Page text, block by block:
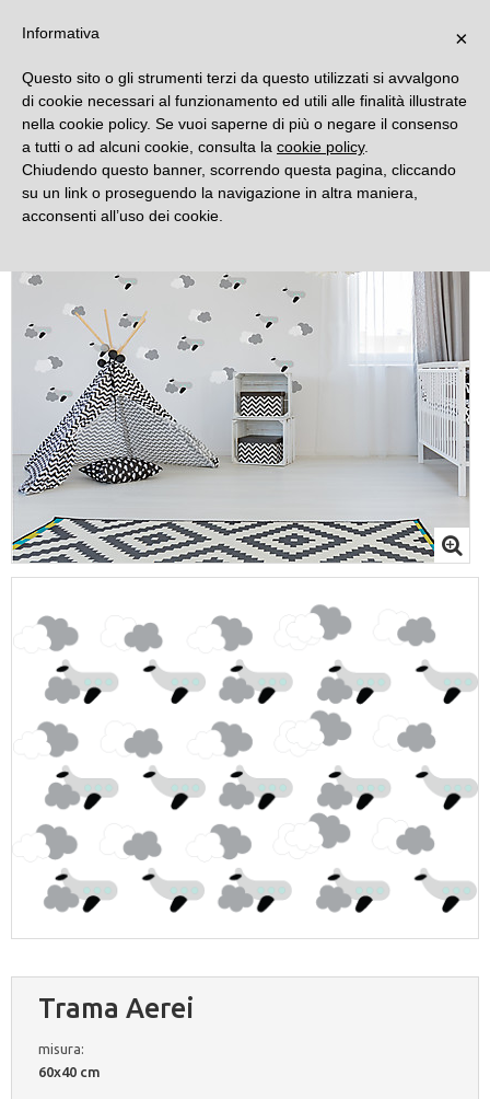
Novità
Trama Aerei
misura:
60x40 cm
×
Informativa
Questo sito o gli strumenti terzi da questo utilizzati si avvalgono
di cookie necessari al funzionamento ed utili alle finalità illustrate
nella cookie policy. Se vuoi saperne di più o negare il consenso
a tutti o ad alcuni cookie, consulta la cookie policy.
Chiudendo questo banner, scorrendo questa pagina, cliccando
su un link o proseguendo la navigazione in altra maniera,
acconsenti all’uso dei cookie.